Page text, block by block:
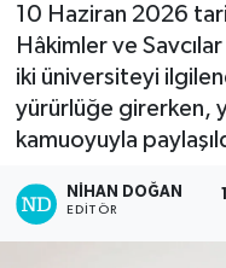
10 Haziran 2026
Hâkimler ve
iki üniversiteyi
yürürlüğe girerken,
kamuoyuyla
NIHAN DOĞAN
EDITÖR